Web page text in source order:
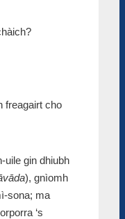
freagairt cho
uile gin dhiubh
), gnìomh
sona; ma
‘s